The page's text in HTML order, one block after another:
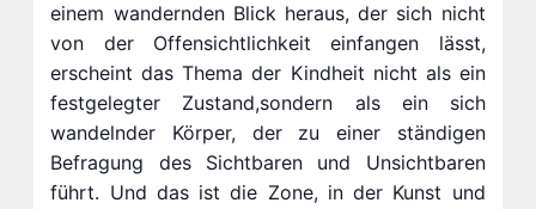
einem wandernden Blick heraus, der sich nicht
von der Offensichtlichkeit einfangen lässt,
erscheint das Thema der Kindheit nicht als ein
festgelegter Zustand,sondern als ein sich
wandelnder Körper, der zu einer ständigen
Befragung des Sichtbaren und Unsichtbaren
führt. Und das ist die Zone, in der Kunst und